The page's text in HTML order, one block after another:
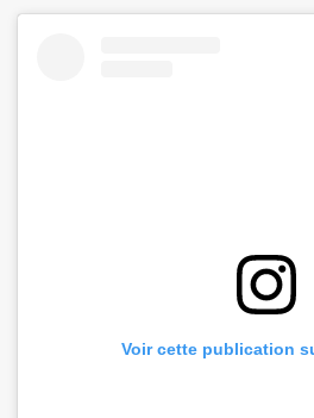
Voir cette publication